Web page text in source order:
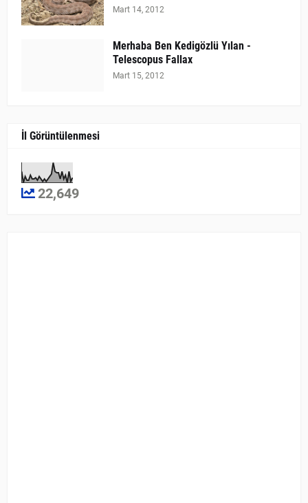
Mart 14, 2012
Merhaba Ben Kedigözlü Yılan -
Telescopus Fallax
Mart 15, 2012
İl Görüntülenmesi
22,649